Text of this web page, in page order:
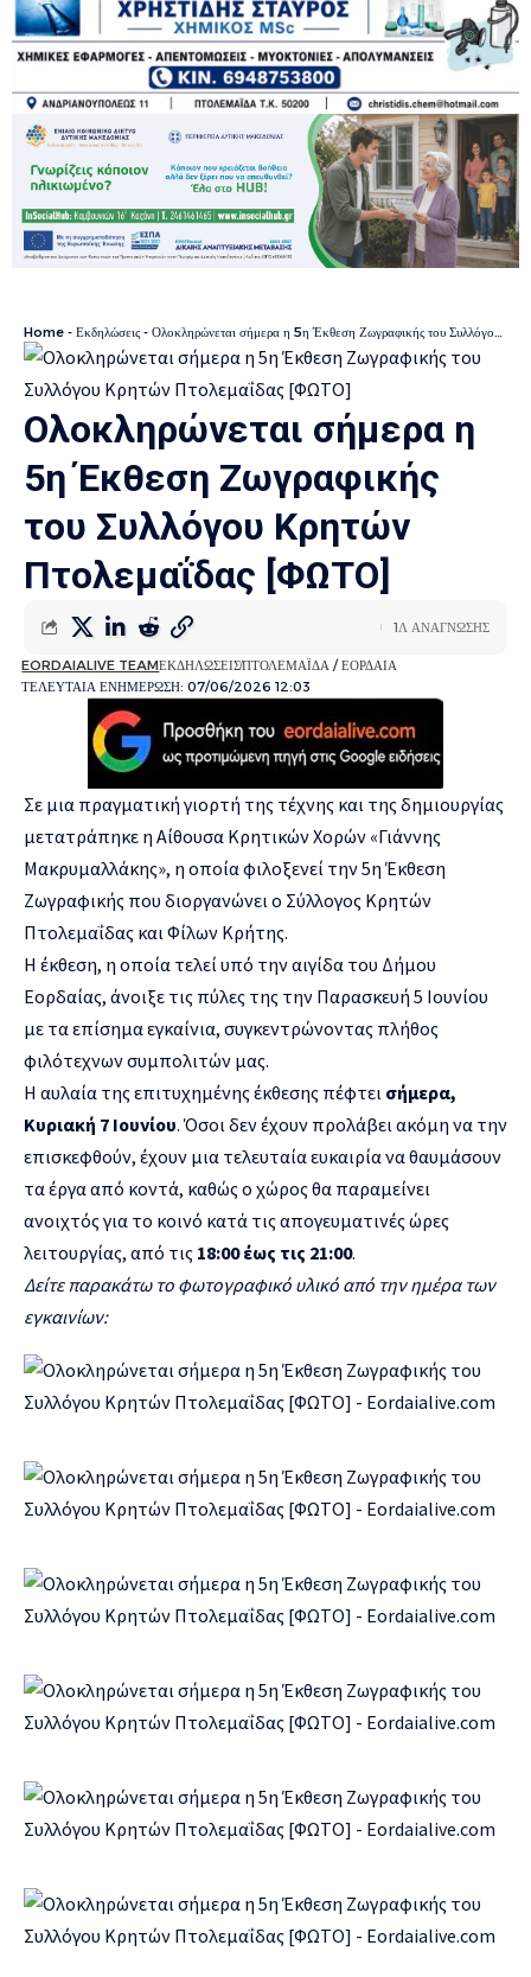
Home - Εκδηλώσεις - Ολοκληρώνεται σήμερα η 5η Έκθεση Ζωγραφικής του Συλλόγου Κρητών Πτολεμαΐδας [ΦΩΤΟ]
Ολοκληρώνεται σήμερα η
5η Έκθεση Ζωγραφικής
του Συλλόγου Κρητών
Πτολεμαΐδας [ΦΩΤΟ]
ΤΕΛΕΥΤΑΙΑ ΕΝΗΜΕΡΩΣΗ: 07/06/2026 12:03
EORDAIALIVE TEAMΕΚΔΗΛΩΣΕΙΣΠΤΟΛΕΜΑΪΔΑ / ΕΟΡΔΑΙΑ
1Λ ΑΝΑΓΝΩΣΗΣ
Σε μια πραγματική γιορτή της τέχνης και της δημιουργίας
μετατράπηκε η Αίθουσα Κρητικών Χορών «Γιάννης
Μακρυμαλλάκης», η οποία φιλοξενεί την 5η Έκθεση
Ζωγραφικής που διοργανώνει ο Σύλλογος Κρητών
Πτολεμαΐδας και Φίλων Κρήτης.
Η έκθεση, η οποία τελεί υπό την αιγίδα του Δήμου
Εορδαίας, άνοιξε τις πύλες της την Παρασκευή 5 Ιουνίου
με τα επίσημα εγκαίνια, συγκεντρώνοντας πλήθος
φιλότεχνων συμπολιτών μας.
Η αυλαία της επιτυχημένης έκθεσης πέφτει σήμερα,
Κυριακή 7 Ιουνίου. Όσοι δεν έχουν προλάβει ακόμη να την
επισκεφθούν, έχουν μια τελευταία ευκαιρία να θαυμάσουν
τα έργα από κοντά, καθώς ο χώρος θα παραμείνει
ανοιχτός για το κοινό κατά τις απογευματινές ώρες
λειτουργίας, από τις 18:00 έως τις 21:00.
Δείτε παρακάτω το φωτογραφικό υλικό από την ημέρα των
εγκαινίων: